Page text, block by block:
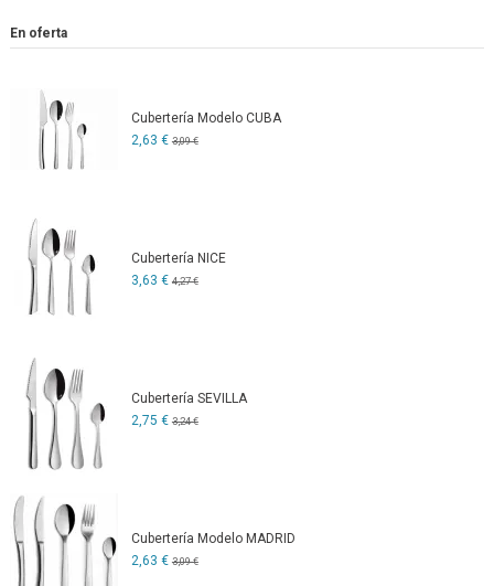
En oferta
Cubertería Modelo CUBA
2,63 € 3,09 €
Cubertería NICE
3,63 € 4,27 €
Cubertería SEVILLA
2,75 € 3,24 €
Cubertería Modelo MADRID
2,63 € 3,09 €